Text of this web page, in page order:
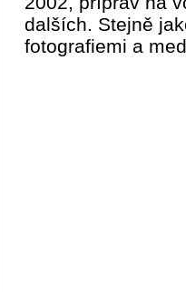
dalších. Stejně
fotografiemi a